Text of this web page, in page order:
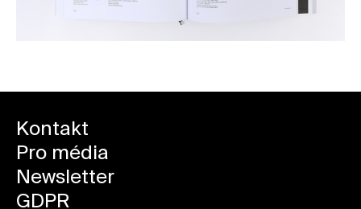
Kontakt
Pro média
Newsletter
GDPR